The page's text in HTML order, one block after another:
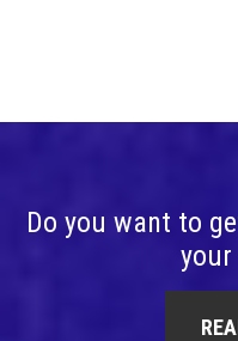
Do you want to
your